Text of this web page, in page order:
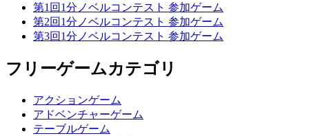
第1回1分ノベルコンテスト 参加ゲーム
第2回1分ノベルコンテスト 参加ゲーム
第3回1分ノベルコンテスト 参加ゲーム
フリーゲームカテゴリ
アクションゲーム
アドベンチャーゲーム
テーブルゲーム